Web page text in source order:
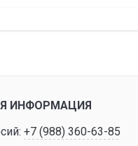
ИНФОРМАЦИЯ
+7 (988) 360-63-85